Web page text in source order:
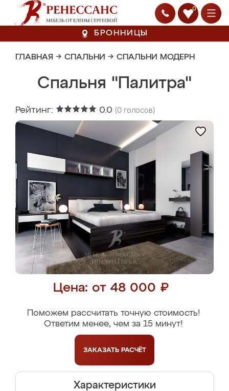
0
БРОННИЦЫ
ГЛАВНАЯ → СПАЛЬНИ → СПАЛЬНИ МОДЕРН
Спальня "Палитра"
Рейтинг: 0.0 (0 голосов)
Цена: от 48 000 ₽
Поможем рассчитать точную стоимость!
Ответим менее, чем за 15 минут!
ЗАКАЗАТЬ РАСЧЁТ
Характеристики